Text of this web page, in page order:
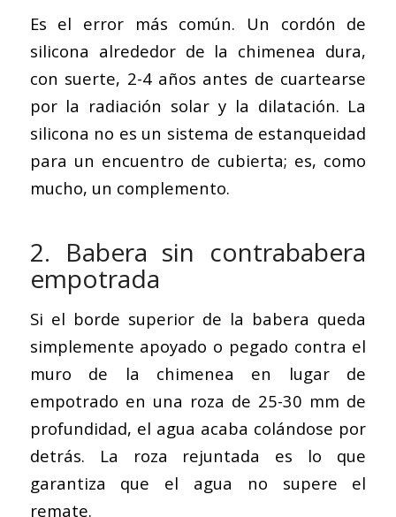
Es el error más común. Un cordón de
silicona alrededor de la chimenea dura,
con suerte, 2-4 años antes de cuartearse
por la radiación solar y la dilatación. La
silicona no es un sistema de estanqueidad
para un encuentro de cubierta; es, como
mucho, un complemento.
2. Babera sin contrababera
empotrada
Si el borde superior de la babera queda
simplemente apoyado o pegado contra el
muro de la chimenea en lugar de
empotrado en una roza de 25-30 mm de
profundidad, el agua acaba colándose por
detrás. La roza rejuntada es lo que
garantiza que el agua no supere el
remate.